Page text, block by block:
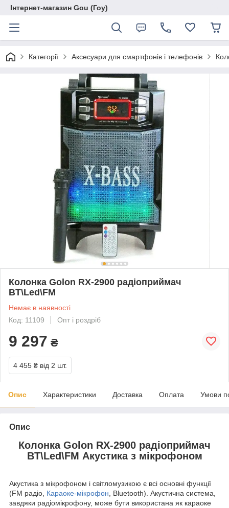
Інтернет-магазин Gou (Гоу)
Категорії Аксесуари для смартфонів і телефонів
Колонка Golon RX-2900 радіоприймач
BT\Led\FM
Немає в наявності
Код: 11109
Опт і роздріб
9 297 ₴
4 455 ₴ від 2 шт.
Опис Характеристики Доставка Оплата Умови
Опис
Колонка Golon RX-2900 радіоприймач
BT\Led\FM Акустика з мікрофоном
Акустика з мікрофоном і світломузикою є всі основні функції
(FM радіо, Караоке-мікрофон, Bluetooth). Акустична система,
завдяки радіомікрофону, може бути використана як караоке